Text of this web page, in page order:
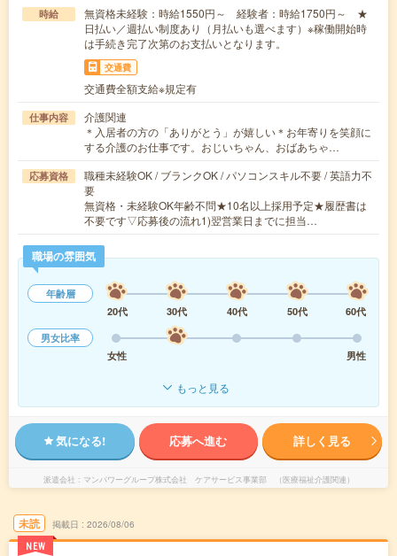
時給
無資格未経験：時給1550円～ 経験者：時給1750円～ ★
日払い／週払い制度あり（月払いも選べます）※稼働開始時
は手続き完了次第のお支払いとなります。
交通費
交通費全額支給※規定有
仕事内容
介護関連
＊入居者の方の「ありがとう」が嬉しい＊お年寄りを笑顔に
する介護のお仕事です。おじいちゃん、おばあちゃ…
応募資格
職種未経験OK / ブランクOK / パソコンスキル不要 / 英語力不
要
無資格・未経験OK年齢不問★10名以上採用予定★履歴書は
不要です▽応募後の流れ1)翌営業日までに担当…
職場の雰囲気
年齢層
20代
30代 40代 50代
60代
男女比率
女性
男性
もっと見る
気になる! 応募へ進む 詳しく見る
派遣会社 マンパワーグループ株式会社 ケアサービス事業部 （医療福祉介護関連）
未読
NEW
掲載日 2026/08/06